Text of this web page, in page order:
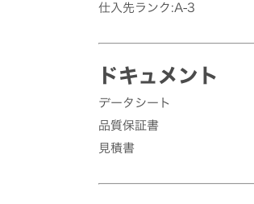
仕入先ランク:A-3
ドキュメント
データシート
品質保証書
見積書